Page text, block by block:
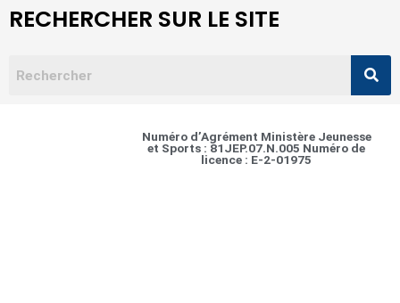
RECHERCHER SUR LE SITE
Numéro d’Agrément Ministère Jeunesse
et Sports : 81JEP.07.N.005 Numéro de
licence : E-2-01975